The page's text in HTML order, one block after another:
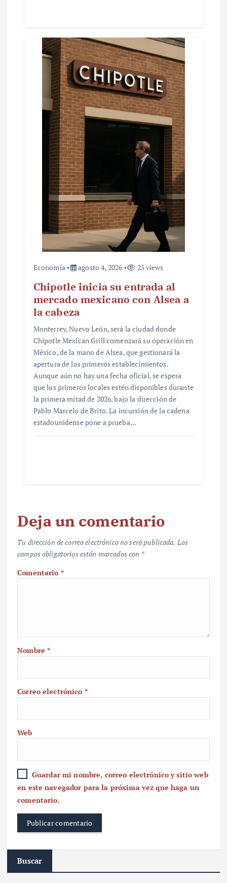
Economía agosto 4, 2026 25 views
Chipotle inicia su entrada al
mercado mexicano con Alsea a
la cabeza
Monterrey, Nuevo León, será la ciudad donde
Chipotle Mexican Grill comenzará su operación en
México, de la mano de Alsea, que gestionará la
apertura de los primeros establecimientos.
Aunque aún no hay una fecha oficial, se espera
que los primeros locales estén disponibles durante
la primera mitad de 2026, bajo la dirección de
Pablo Marcelo de Brito. La incursión de la cadena
estadounidense pone a prueba…
Deja un comentario
Tu dirección de correo electrónico no será publicada. Los
campos obligatorios están marcados con *
Comentario *
Nombre*
Correo electrónico *
Web
Guardar mi nombre, correo electrónico y sitio web
en este navegador para la próxima vez que haga un
comentario.
Buscar